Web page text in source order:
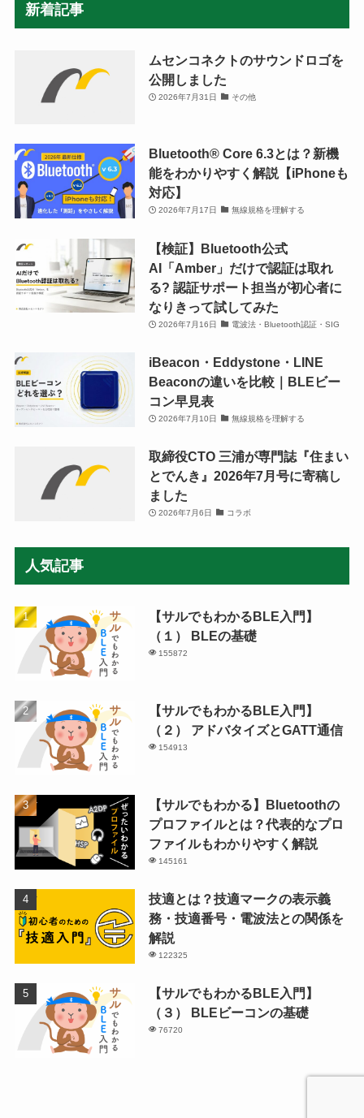
新着記事
ムセンコネクトのサウンドロゴを
公開しました
2026年7月31日 その他
Bluetooth®︎ Core 6.3とは？新機
能をわかりやすく解説【iPhoneも
対応】
2026年7月17日 無線規格を理解する
【検証】Bluetooth公式
AI「Amber」だけで認証は取れ
る? 認証サポート担当が初心者に
なりきって試してみた
2026年7月16日 電波法・Bluetooth認証・SIG
iBeacon・Eddystone・LINE
Beaconの違いを比較｜BLEビー
コン早見表
2026年7月10日 無線規格を理解する
取締役CTO 三浦が専門誌『住まい
とでんき』2026年7月号に寄稿し
ました
2026年7月6日 コラボ
人気記事
【サルでもわかるBLE入門】
（１） BLEの基礎
155872
【サルでもわかるBLE入門】
（２） アドバタイズとGATT通信
154913
【サルでもわかる】Bluetoothの
プロファイルとは？代表的なプロ
ファイルもわかりやすく解説
145161
技適とは？技適マークの表示義
務・技適番号・電波法との関係を
解説
122325
【サルでもわかるBLE入門】
（３） BLEビーコンの基礎
76720